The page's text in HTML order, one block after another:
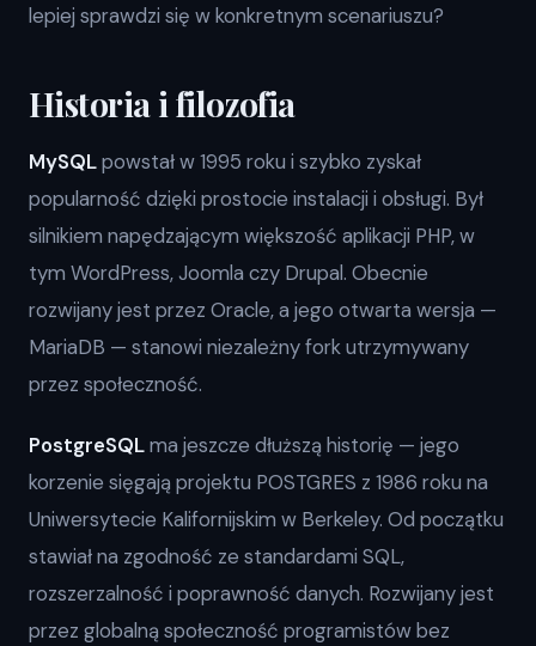
lepiej sprawdzi się w konkretnym scenariuszu?
Historia i filozofia
MySQLpowstał w 1995 roku i szybko zyskał
popularność dzięki prostocie instalacji i obsługi. Był
silnikiem napędzającym większość aplikacji PHP, w
tym WordPress, Joomla czy Drupal. Obecnie
rozwijany jest przez Oracle, a jego otwarta wersja —
MariaDB — stanowi niezależny fork utrzymywany
przez społeczność.
PostgreSQLma jeszcze dłuższą historię — jego
korzenie sięgają projektu POSTGRES z 1986 roku na
Uniwersytecie Kalifornijskim w Berkeley. Od początku
stawiał na zgodność ze standardami SQL,
rozszerzalność i poprawność danych. Rozwijany jest
przez globalną społeczność programistów bez